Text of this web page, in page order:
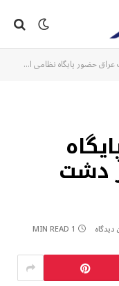
پایگاه نظامی اسرائیل در دشت کربلا را رد کرد
دشت
1 MIN READ